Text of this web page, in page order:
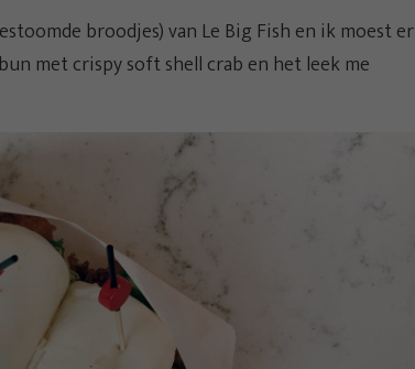
broodjes) van Le Big Fish en ik moest er
met crispy soft shell crab en het leek me